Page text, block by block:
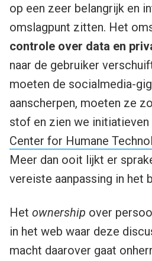
op een zeer belangrijk en
omslagpunt zitten. Het
controle over data en
naar de gebruiker
moeten de socialmedia-
aanscherpen, moeten ze
stof en zien we
Center for Humane
Meer dan ooit lijkt er
vereiste aanpassing in het
Het ownership over
in het web waar deze
macht daarover gaat